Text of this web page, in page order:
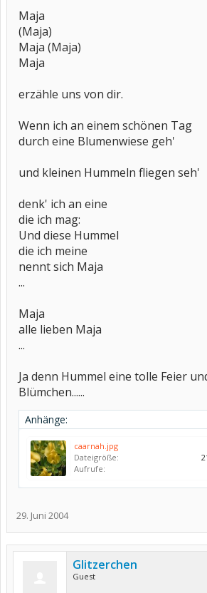
Maja
(Maja)
Maja (Maja)
Maja
erzähle uns von dir.
Wenn ich an einem schönen Tag
durch eine Blumenwiese geh'
und kleinen Hummeln fliegen seh'
denk' ich an eine
die ich mag:
Und diese Hummel
die ich meine
nennt sich Maja
...
Maja
alle lieben Maja
...
Ja denn Hummel eine tolle Feier
Blümchen......
Anhänge:
caarnah.jpg
Dateigröße:
Aufrufe:
29. Juni 2004
Glitzerchen
Guest